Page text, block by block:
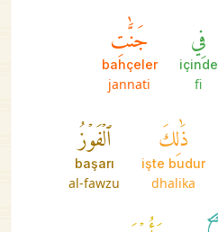
فِي
içinde
fi
جَنَّٰتِ
bahçeler
jannati
ذَٰلِكَ
işte budur
dhalika
ٱلۡفَوۡزُ
başarı
al-fawzu